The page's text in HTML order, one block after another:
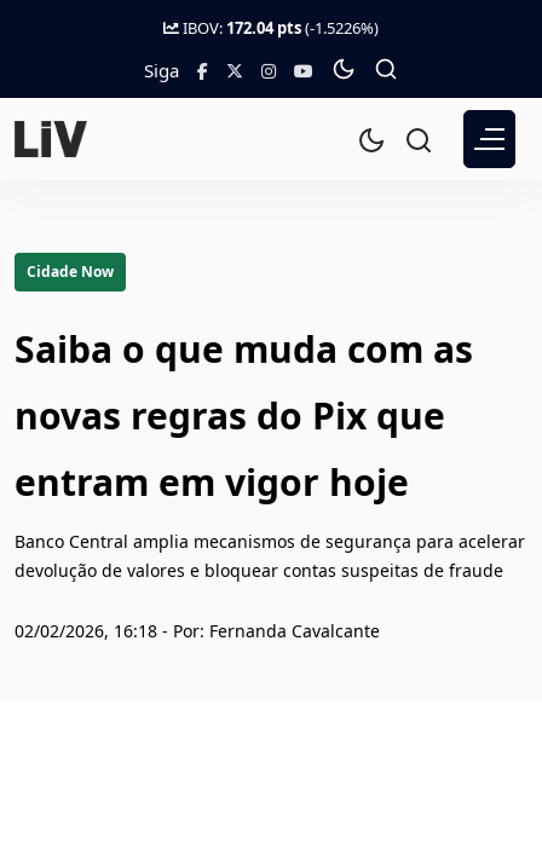
IBOV: 172.04 pts(-1.5226%)
Siga
Cidade Now
Saiba o que muda com as
novas regras do Pix que
entram em vigor hoje
Banco Central amplia mecanismos de segurança para acelerar
devolução de valores e bloquear contas suspeitas de fraude
02/02/2026, 16:18 - Por: Fernanda Cavalcante